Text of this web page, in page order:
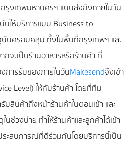
รุงเทพมหานครฯ แบบส่งถึงภายในวัน
นให้บริการแบบ Business to
บันครอบคลุม ทั้งในพื้นที่กรุงเทพฯ และ
จะเป็นร้านอาหารหรือร้านค้า ที่
ารรับของภายในวันMakesendจึงเข้า
Level) ให้กับร้านค้า โดยที่ทีม
รับสินค้าถึงหน้าร้านค้าในตอนเช้า และ
นช่วงบ่าย ทำให้ร้านค้าและลูกค้าได้เข้า
ะสบการณ์ที่ดีร่วมกัน โดยบริการนี้เป็น